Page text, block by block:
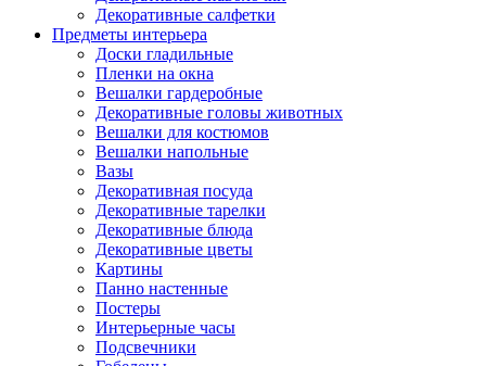
Декоративные салфетки
Предметы интерьера
Доски гладильные
Пленки на окна
Вешалки гардеробные
Декоративные головы животных
Вешалки для костюмов
Вешалки напольные
Вазы
Декоративная посуда
Декоративные тарелки
Декоративные блюда
Декоративные цветы
Картины
Панно настенные
Постеры
Интерьерные часы
Подсвечники